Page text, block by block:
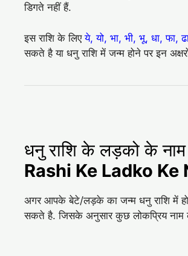
डिगते नहीं हैं.
इस राशि के लिएये, यो, भा, भी, भू, धा, फा,
सकते है या धनु राशि में जन्म होने पर इन
धनु राशि के लड़को के
Rashi Ke Ladko Ke
अगर आपके बेटे/लड़के का जन्म धनु राशि में
सकते है. जिसके अनुसार कुछ लोकप्रिय नाम